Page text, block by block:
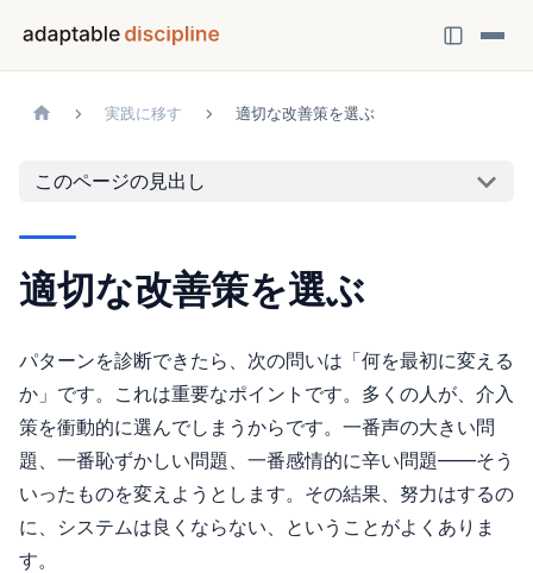
実践に移す 適切な改善策を選ぶ
このページの見出し
適切な改善策を選ぶ
パターンを診断できたら、次の問いは「何を最初に変える
か」です。これは重要なポイントです。多くの人が、介入
策を衝動的に選んでしまうからです。一番声の大きい問
題、一番恥ずかしい問題、一番感情的に辛い問題——そう
いったものを変えようとします。その結果、努力はするの
に、システムは良くならない、ということがよくありま
す。